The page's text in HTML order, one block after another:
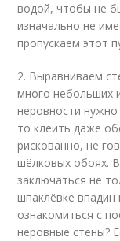
водой, чтобы не
изначально не
пропускаем этот
2. Выравниваем
много небольших
неровности нужно
то клеить даже
рискованно, не
шёлковых обоях.
заключаться не
шпаклёвке
ознакомиться с
неровные стены?